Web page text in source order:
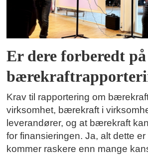
Er dere forberedt på
Krav til rapportering om
virksomhet, bærekraft i
leverandører, og at bærekraft
for finansieringen. Ja, alt dette er
kommer raskere enn mange